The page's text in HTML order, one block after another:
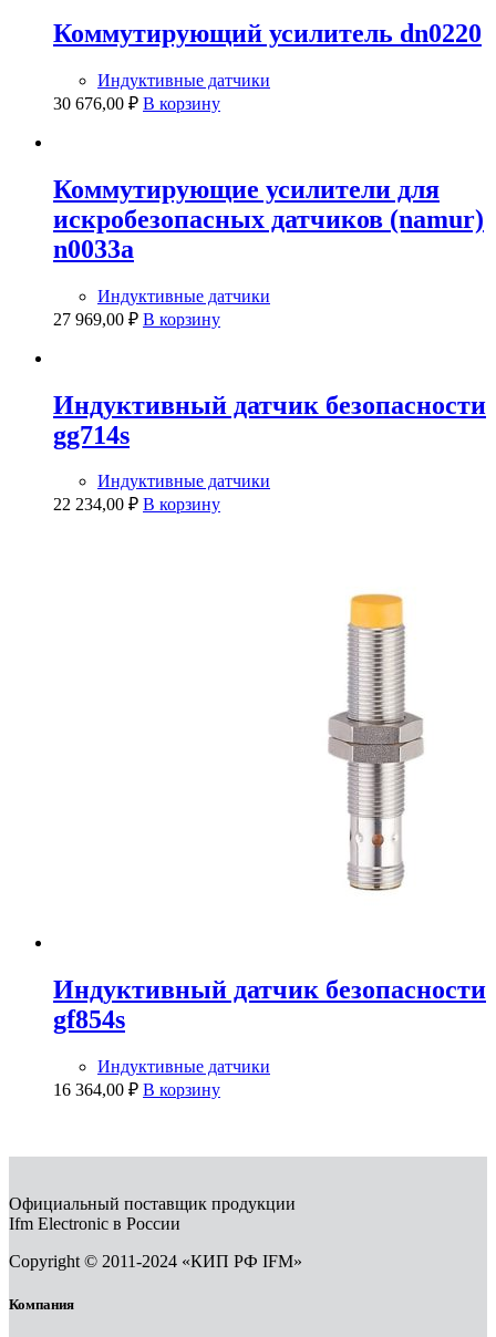
Коммутирующий усилитель dn0220
Индуктивные датчики
30 676,00 ₽ В корзину
Коммутирующие усилители для
искробезопасных датчиков (namur)
n0033a
Индуктивные датчики
27 969,00 ₽ В корзину
Индуктивный датчик безопасности
gg714s
Индуктивные датчики
22 234,00 ₽ В корзину
Индуктивный датчик безопасности
gf854s
Индуктивные датчики
16 364,00 ₽ В корзину
Официальный поставщик продукции
Ifm Electronic в России
Copyright © 2011-2024 «КИП РФ IFM»
Компания